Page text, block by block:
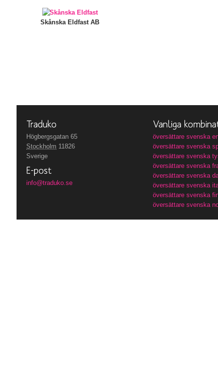
Skånska Eldfast AB
Högbergsgatan 65
Stockholm 11826
Sverige
info@traduko.se
översättare svenska
översättare svenska
översättare svenska
översättare svenska
översättare svenska
översättare svenska
översättare svenska
översättare svenska